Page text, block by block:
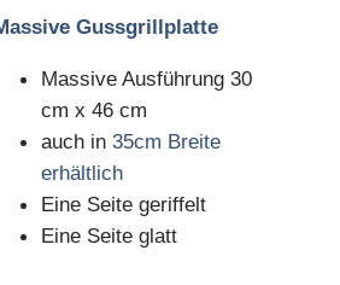
Gussgrillplatte
Massive Ausführung 30
cm x 46 cm
auch in 35cm Breite
erhältlich
Eine Seite geriffelt
Eine Seite glatt